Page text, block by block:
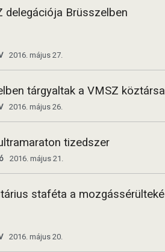
delegációja Brüsszelben
2016. május 27.
tárgyaltak a VMSZ
2016. május 26.
tizedszer
2016. május 21.
staféta a
2016. május 20.